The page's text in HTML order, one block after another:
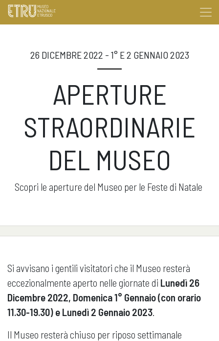
26 DICEMBRE 2022 - 1° E 2 GENNAIO 2023
APERTURE
STRAORDINARIE
DEL MUSEO
Scopri le aperture del Museo per le Feste di Natale
Si avvisano i gentili visitatori che il Museo resterà
eccezionalmente aperto nelle giornate di Lunedì 26
Dicembre 2022, Domenica 1° Gennaio (con orario
11.30-19.30) e Lunedì 2 Gennaio 2023.
Il Museo resterà chiuso per riposo settimanale